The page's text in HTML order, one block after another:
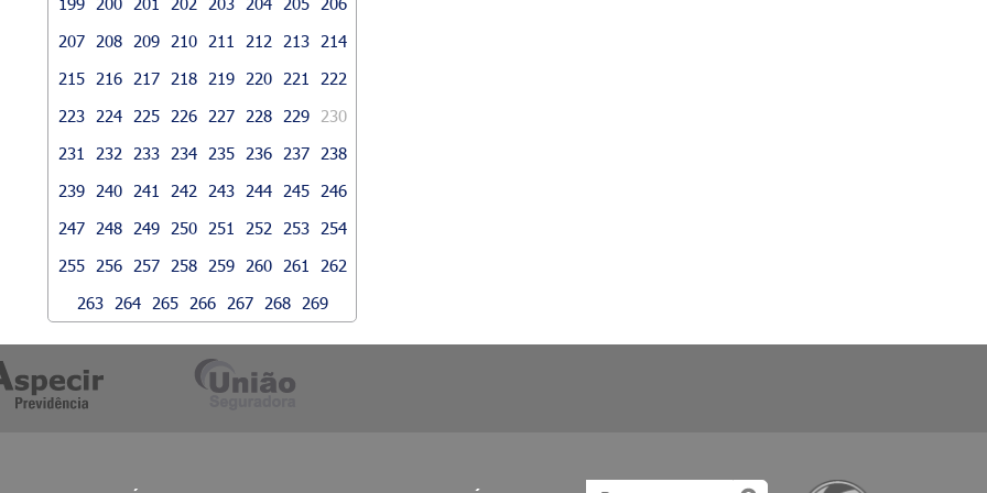
207
208 209 210 211 212 213
214
215
216 217 218 219 220 221
222
223
224 225 226 227 228 229
230
231
232 233 234 235 236 237
238
239
240 241 242 243 244 245
246
247
248 249 250 251 252 253
254
255
256 257 258 259 260 261
262
263
264 265 266 267 268 269